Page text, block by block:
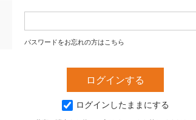
パスワードをお忘れの方はこちら
ログインしたままにする